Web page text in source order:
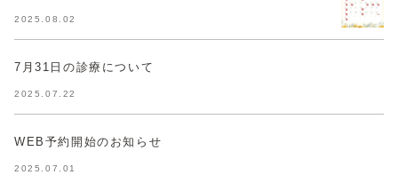
2025.08.02
7月31日の診療について
2025.07.22
WEB予約開始のお知らせ
2025.07.01